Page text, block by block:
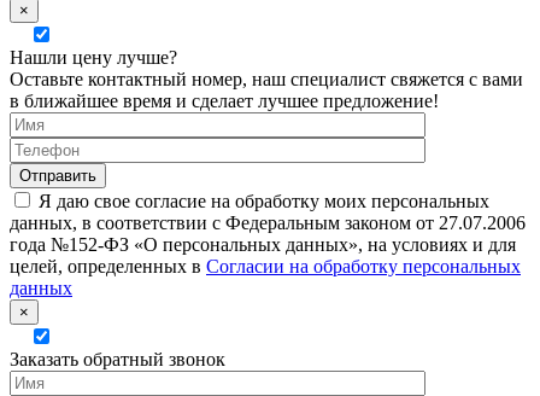
×
Нашли цену лучше?
Оставьте контактный номер, наш специалист свяжется с вами
в ближайшее время и сделает лучшее предложение!
Я даю свое согласие на обработку моих персональных
данных, в соответствии с Федеральным законом от 27.07.2006
года №152-ФЗ «О персональных данных», на условиях и для
целей, определенных в Согласии на обработку персональных
данных
×
Заказать обратный звонок